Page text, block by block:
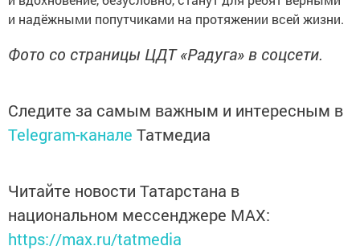
и надёжными попутчиками на протяжении всей жизни.
Фото со страницы ЦДТ «Радуга» в соцсети.
Следите за самым важным и интересным в
Telegram-канале Татмедиа
Читайте новости Татарстана в
национальном мессенджере MАХ:
https://max.ru/tatmedia